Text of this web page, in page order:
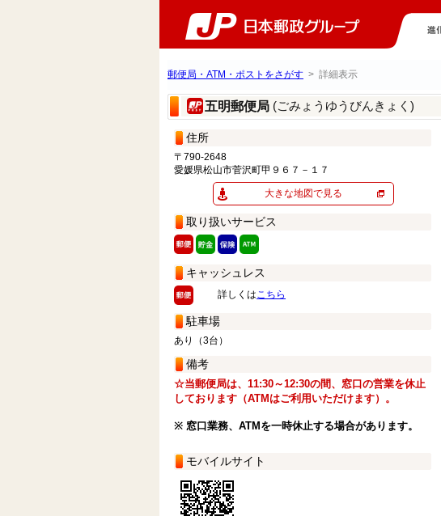
郵便局・ATM・ポストをさがす > 詳細表示
五明郵便局 (ごみょうゆうびんきょく)
住所
〒790-2648
愛媛県松山市菅沢町甲９６７－１７
大きな地図で見る
取り扱いサービス
キャッシュレス
詳しくはこちら
駐車場
あり（3台）
備考
☆当郵便局は、11:30～12:30の間、窓口の営業を休止
しております（ATMはご利用いただけます）。
※ 窓口業務、ATMを一時休止する場合があります。
モバイルサイト